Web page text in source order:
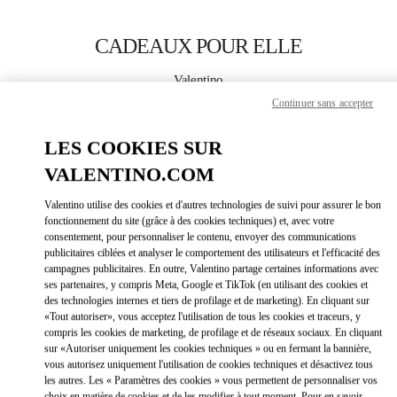
CADEAUX POUR ELLE
Valentino
Xian Shin Kong Place Women's Bags
APPELLE MAINTENANT
Link Opens in New Tab
LES COOKIES SUR
VALENTINO.COM
Valentino utilise des cookies et d'autres technologies de suivi pour assurer le bon
fonctionnement du site (grâce à des cookies techniques) et, avec votre
consentement, pour personnaliser le contenu, envoyer des communications
publicitaires ciblées et analyser le comportement des utilisateurs et l'efficacité des
campagnes publicitaires. En outre, Valentino partage certaines informations avec
ses partenaires, y compris Meta, Google et TikTok (en utilisant des cookies et
des technologies internes et tiers de profilage et de marketing). En cliquant sur
«Tout autoriser», vous acceptez l'utilisation de tous les cookies et traceurs, y
compris les cookies de marketing, de profilage et de réseaux sociaux. En cliquant
sur «Autoriser uniquement les cookies techniques » ou en fermant la bannière,
vous autorisez uniquement l'utilisation de cookies techniques et désactivez tous
les autres. Les « Paramètres des cookies » vous permettent de personnaliser vos
Continuer sans accepter